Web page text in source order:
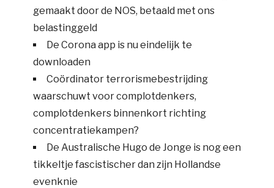
gemaakt door de NOS, betaald met ons
belastinggeld
De Corona app is nu eindelijk te
downloaden
Coördinator terrorismebestrijding
waarschuwt voor complotdenkers,
complotdenkers binnenkort richting
concentratiekampen?
De Australische Hugo de Jonge is nog een
tikkeltje fascistischer dan zijn Hollandse
evenknie